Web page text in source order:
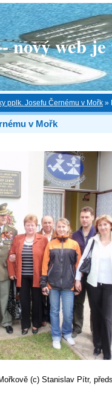
web je
pplk. Josefu Černému v Mořk »
v Mořk
(c) Stanislav Pítr,